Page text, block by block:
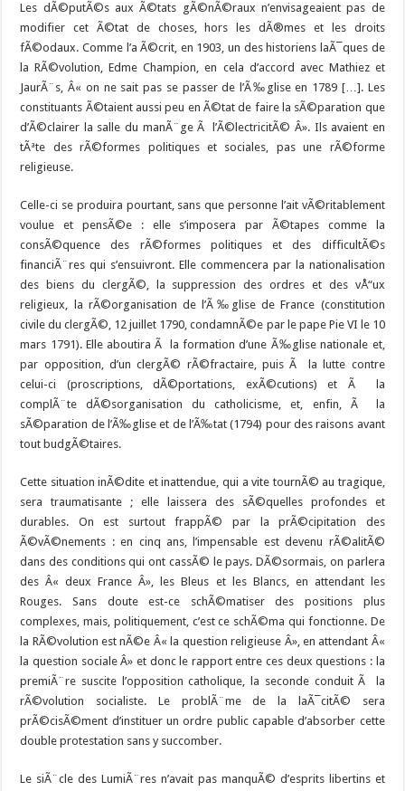
Les dÃ©putÃ©s aux Ã©tats gÃ©nÃ©raux n’envisageaient pas de
modifier cet Ã©tat de choses, hors les dÃ®mes et les droits
fÃ©odaux. Comme l’a Ã©crit, en 1903, un des historiens laÃ¯ques de
la RÃ©volution, Edme Champion, en cela d’accord avec Mathiez et
JaurÃ¨s, Â« on ne sait pas se passer de l’Ã‰glise en 1789 […]. Les
constituants Ã©taient aussi peu en Ã©tat de faire la sÃ©paration que
d’Ã©clairer la salle du manÃ¨ge Ã l’Ã©lectricitÃ© Â». Ils avaient en
tÃªte des rÃ©formes politiques et sociales, pas une rÃ©forme
religieuse.
Celle-ci se produira pourtant, sans que personne l’ait vÃ©ritablement
voulue et pensÃ©e : elle s’imposera par Ã©tapes comme la
consÃ©quence des rÃ©formes politiques et des difficultÃ©s
financiÃ¨res qui s’ensuivront. Elle commencera par la nationalisation
des biens du clergÃ©, la suppression des ordres et des vÅ“ux
religieux, la rÃ©organisation de l’Ã‰glise de France (constitution
civile du clergÃ©, 12 juillet 1790, condamnÃ©e par le pape Pie VI le 10
mars 1791). Elle aboutira Ã la formation d’une Ã‰glise nationale et,
par opposition, d’un clergÃ© rÃ©fractaire, puis Ã la lutte contre
celui-ci (proscriptions, dÃ©portations, exÃ©cutions) et Ã la
complÃ¨te dÃ©sorganisation du catholicisme, et, enfin, Ã la
sÃ©paration de l’Ã‰glise et de l’Ã‰tat (1794) pour des raisons avant
tout budgÃ©taires.
Cette situation inÃ©dite et inattendue, qui a vite tournÃ© au tragique,
sera traumatisante ; elle laissera des sÃ©quelles profondes et
durables. On est surtout frappÃ© par la prÃ©cipitation des
Ã©vÃ©nements : en cinq ans, l’impensable est devenu rÃ©alitÃ©
dans des conditions qui ont cassÃ© le pays. DÃ©sormais, on parlera
des Â« deux France Â», les Bleus et les Blancs, en attendant les
Rouges. Sans doute est-ce schÃ©matiser des positions plus
complexes, mais, politiquement, c’est ce schÃ©ma qui fonctionne. De
la RÃ©volution est nÃ©e Â« la question religieuse Â», en attendant Â«
la question sociale Â» et donc le rapport entre ces deux questions : la
premiÃ¨re suscite l’opposition catholique, la seconde conduit Ã la
rÃ©volution socialiste. Le problÃ¨me de la laÃ¯citÃ© sera
prÃ©cisÃ©ment d’instituer un ordre public capable d’absorber cette
double protestation sans y succomber.
Le siÃ¨cle des LumiÃ¨res n’avait pas manquÃ© d’esprits libertins et